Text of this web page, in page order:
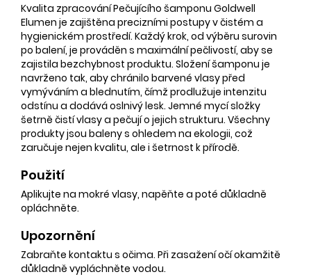
Kvalita zpracování Pečujícího šamponu Goldwell
Elumen je zajištěna precizními postupy v čistém a
hygienickém prostředí. Každý krok, od výběru surovin
po balení, je prováděn s maximální pečlivostí, aby se
zajistila bezchybnost produktu. Složení šamponu je
navrženo tak, aby chránilo barvené vlasy před
vymýváním a blednutím, čímž prodlužuje intenzitu
odstínu a dodává oslnivý lesk. Jemné mycí složky
šetrně čistí vlasy a pečují o jejich strukturu. Všechny
produkty jsou baleny s ohledem na ekologii, což
zaručuje nejen kvalitu, ale i šetrnost k přírodě.
Použití
Aplikujte na mokré vlasy, napěňte a poté důkladně
opláchněte.
Upozornění
Zabraňte kontaktu s očima. Při zasažení očí okamžitě
důkladně vypláchněte vodou.